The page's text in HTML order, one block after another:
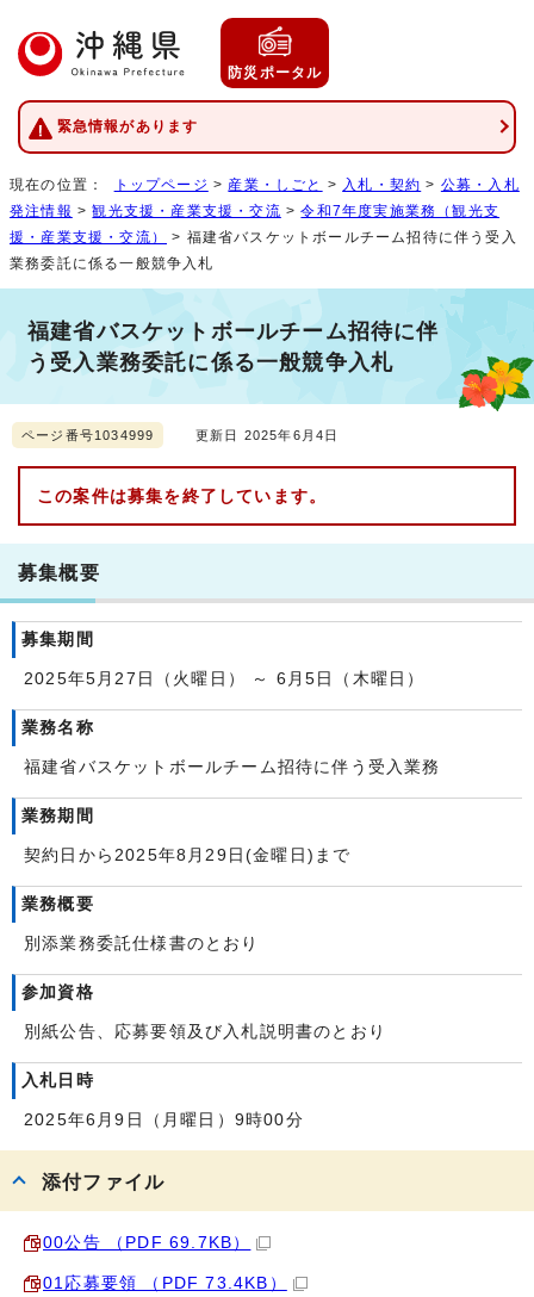
防災ポータル
緊急情報があります
現在の位置： トップページ > 産業・しごと > 入札・契約 > 公募・入札
発注情報 >観光支援・産業支援・交流 >令和7年度実施業務（観光支
援・産業支援・交流）
> 福建省バスケットボールチーム招待に伴う受入
業務委託に係る一般競争入札
福建省バスケットボールチーム招待に伴
う受入業務委託に係る一般競争入札
ページ番号1034999 更新日 2025年6月4日
この案件は募集を終了しています。
募集概要
募集期間
2025年5月27日（火曜日） ～ 6月5日（木曜日）
業務名称
福建省バスケットボールチーム招待に伴う受入業務
業務期間
契約日から2025年8月29日(金曜日)まで
業務概要
別添業務委託仕様書のとおり
参加資格
別紙公告、応募要領及び入札説明書のとおり
入札日時
2025年6月9日（月曜日）9時00分
添付ファイル
00公告 （PDF 69.7KB）
01応募要領 （PDF 73.4KB）